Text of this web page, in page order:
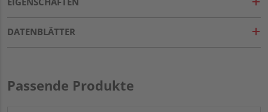
DATENBLÄTTER
Passende Produkte